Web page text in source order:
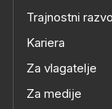
Trajnostni
Kariera
Za vlagatelje
Za medije